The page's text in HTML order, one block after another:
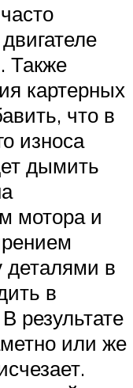
Также
картерных
что в
износа
дымить
мотора и
деталями в
в
результате
или же